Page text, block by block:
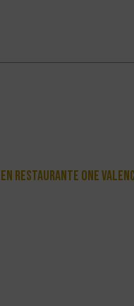
Restaurante One